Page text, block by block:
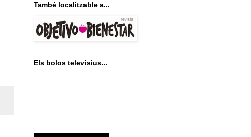
També localitzable a...
Els bolos televisius...